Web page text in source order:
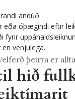
andúð.
eða óþægindi eftir
fyrir
venjulega.
þeirra er
hið